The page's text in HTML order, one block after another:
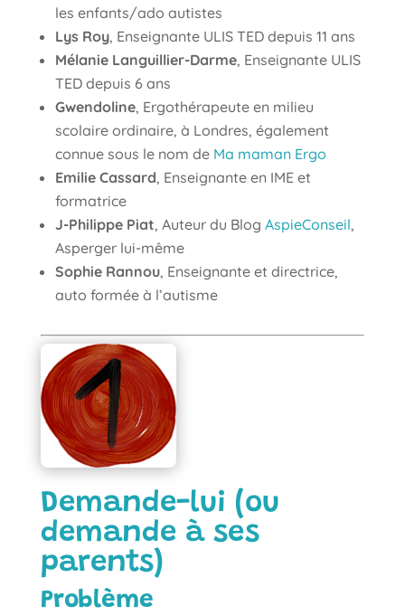
les enfants/ado autistes
Lys Roy, Enseignante ULIS TED depuis 11 ans
Mélanie Languillier-Darme, Enseignante ULIS
TED depuis 6 ans
Gwendoline, Ergothérapeute en milieu
scolaire ordinaire, à Londres, également
connue sous le nom de Ma maman Ergo
Emilie Cassard, Enseignante en IME et
formatrice
J-Philippe Piat, Auteur du Blog AspieConseil,
Asperger lui-même
Sophie Rannou, Enseignante et directrice,
auto formée à l’autisme
Demande-lui (ou
demande à ses
parents)
Problème